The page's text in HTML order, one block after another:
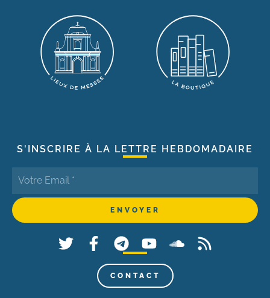
S'INSCRIRE À LA LETTRE HEBDOMADAIRE
CONTACT